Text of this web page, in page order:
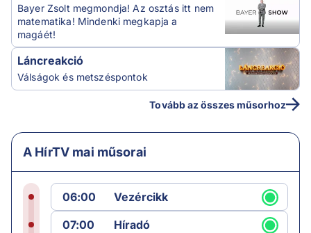
Bayer Zsolt megmondja! Az osztás itt nem
matematika! Mindenki megkapja a
magáét!
Láncreakció
Válságok és metszéspontok
Tovább az összes műsorhoz
A HírTV mai műsorai
06:00
Vezércikk
07:00
Híradó